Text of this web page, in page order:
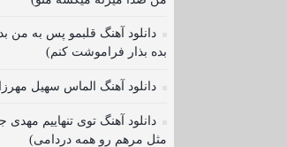
دانلود آهنگ قلبمو پس به من
بده بذار فراموشت کنم)
دانلود آهنگ الماس سهیل
دانلود آهنگ توی تنهاییم مهدی
مثل مرهم رو همه دردامی)